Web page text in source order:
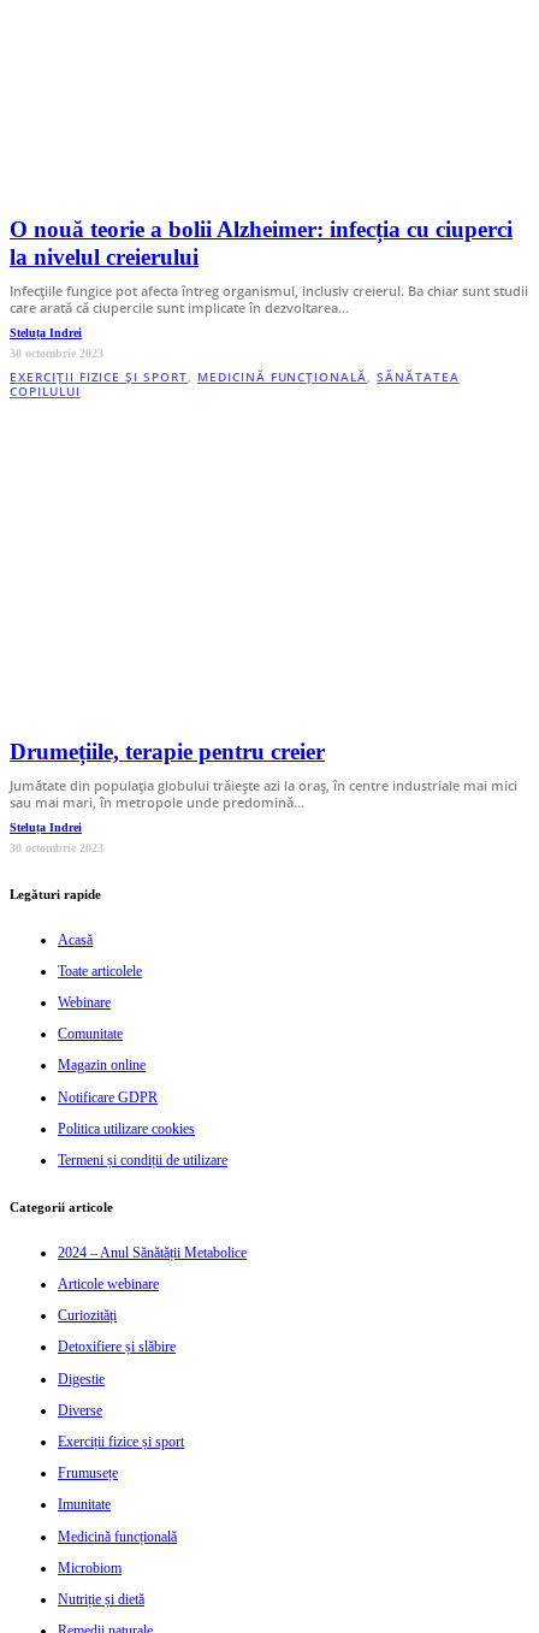
O nouă teorie a bolii Alzheimer: infecția cu ciuperci
la nivelul creierului
Infecțiile fungice pot afecta întreg organismul, inclusiv creierul. Ba chiar sunt studii
care arată că ciupercile sunt implicate în dezvoltarea…
Steluța Indrei
30 octombrie 2023
EXERCIȚII FIZICE ȘI SPORT, MEDICINĂ FUNCȚIONALĂ,SĂNĂTATEA
COPILULUI
Drumețiile, terapie pentru creier
Jumătate din populația globului trăiește azi la oraș, în centre industriale mai mici
sau mai mari, în metropole unde predomină…
Steluța Indrei
30 octombrie 2023
Legături rapide
Acasă
Toate articolele
Webinare
Comunitate
Magazin online
Notificare GDPR
Politica utilizare cookies
Termeni și condiții de utilizare
Categorii articole
2024 – Anul Sănătății Metabolice
Articole webinare
Curiozități
Detoxifiere și slăbire
Digestie
Diverse
Exerciții fizice și sport
Frumusețe
Imunitate
Medicină funcțională
Microbiom
Nutriție și dietă